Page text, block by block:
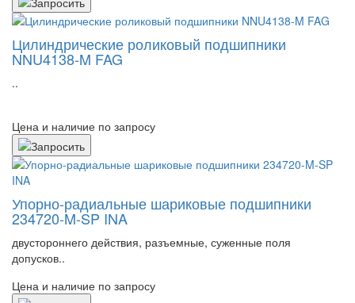
Цилиндрические роликовый подшипники
NNU4138-M FAG
..
Цена и наличие по запросу
Упорно-радиальные шариковые подшипники
234720-M-SP INA
двустороннего действия, разъемные, суженные поля
допусков..
Цена и наличие по запросу